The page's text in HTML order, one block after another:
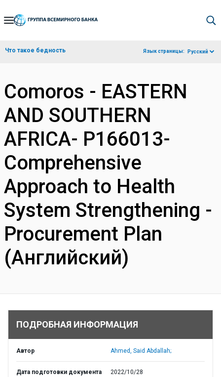
Skip
Navigation
Что такое бедность Язык страницы: Русский
Comoros - EASTERN
AND SOUTHERN
AFRICA- P166013-
Comprehensive
Approach to Health
System Strengthening -
Procurement Plan
(Английский)
ПОДРОБНАЯ ИНФОРМАЦИЯ
Автор Ahmed, Said Abdallah;
Дата подготовки документа 2022/10/28